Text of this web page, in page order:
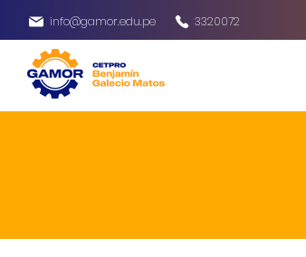
info@gamor.edu.pe 3320072